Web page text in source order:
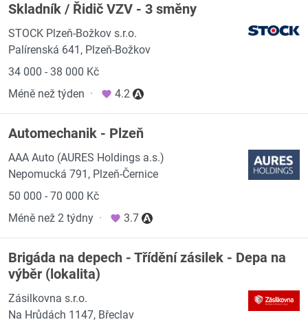
Skladník / Řidič VZV - 3 směny
STOCK Plzeň-Božkov s.r.o.
Palírenská 641, Plzeň-Božkov
34 000 - 38 000 Kč
Méně než týden · 4.2
Automechanik - Plzeň
AAA Auto (AURES Holdings a.s.)
Nepomucká 791, Plzeň-Černice
50 000 - 70 000 Kč
Méně než 2 týdny · 3.7
Brigáda na depech - Třídění zásilek - Depa na
výběr (lokalita)
Zásilkovna s.r.o.
Na Hrůdách 1147, Břeclav